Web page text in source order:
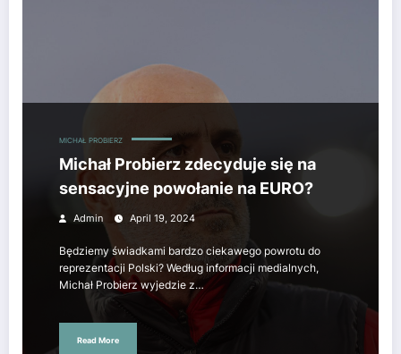
MICHAŁ PROBIERZ
Michał Probierz zdecyduje się na
sensacyjne powołanie na EURO?
Admin April 19, 2024
Będziemy świadkami bardzo ciekawego powrotu do
reprezentacji Polski? Według informacji medialnych,
Michał Probierz wyjedzie z…
Read More